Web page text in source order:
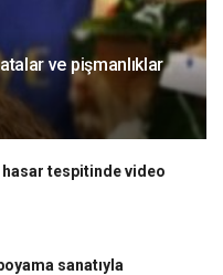
ve pişmanlıklar
tespitinde video
sanatıyla